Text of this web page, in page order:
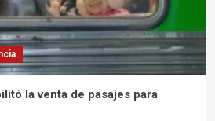
la venta de pasajes para